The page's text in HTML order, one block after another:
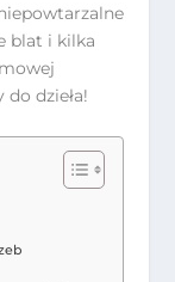
blat i kilka
dzieła!